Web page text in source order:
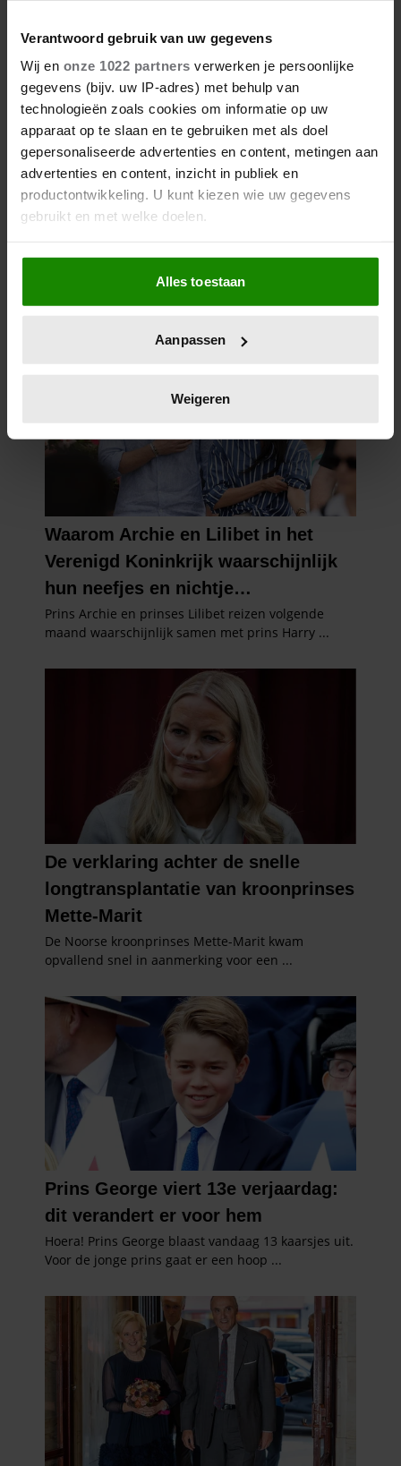
Verantwoord gebruik van uw gegevens
Wij en onze 1022 partners verwerken je persoonlijke
gegevens (bijv. uw IP-adres) met behulp van
technologieën zoals cookies om informatie op uw
apparaat op te slaan en te gebruiken met als doel
gepersonaliseerde advertenties en content, metingen aan
advertenties en content, inzicht in publiek en
productontwikkeling. U kunt kiezen wie uw gegevens
gebruikt en met welke doelen.
Als u het toestaat, willen we ook graag:
Informatie verzamelen over uw geografische
locatie, die tot een paar meter nauwkeurig kan zijn
scannen op specifieke eigenschappen (fingerprinting)
verwerkt en stel uw voorkeuren in het
intrekken in de Cookieverklaring.
We gebruiken cookies om content en advertenties te
personaliseren, om functies voor social media te bieden
informatie over uw gebruik van onze site met onze
partners voor social media, adverteren en analyse. Deze
partners kunnen deze gegevens combineren met andere
informatie die u aan ze heeft verstrekt of die ze hebben
verzameld op basis van uw gebruik van hun services. U
gebruiken.
Alles toestaan
Aanpassen
Weigeren